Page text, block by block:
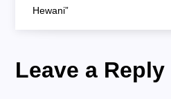
Hewani”
Leave a Reply